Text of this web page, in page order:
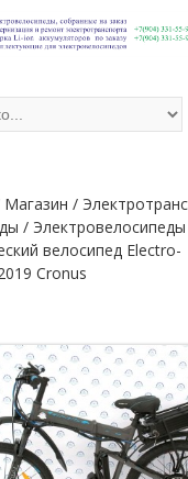
Магазин /
/ Электровелосипеды
велосипед Electro-
Cronus